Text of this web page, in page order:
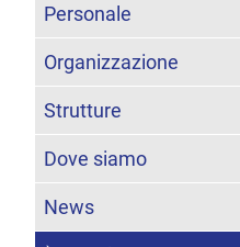
Personale
Organizzazione
Strutture
Dove siamo
News